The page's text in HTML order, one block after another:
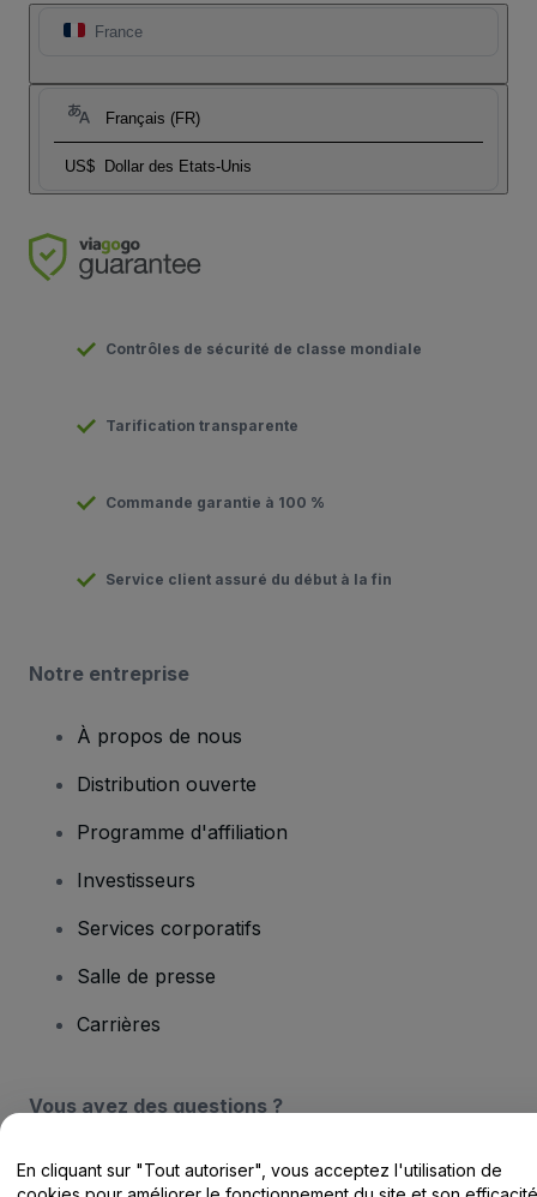
France
Français (FR)
US$ Dollar des Etats-Unis
Contrôles de sécurité de classe mondiale
Tarification transparente
Commande garantie à 100 %
Service client assuré du début à la fin
Notre entreprise
À propos de nous
Distribution ouverte
Programme d'affiliation
Investisseurs
Services corporatifs
Salle de presse
Carrières
Vous avez des questions ?
Centre d'assistance / Nous contacter
En cliquant sur "Tout autoriser", vous acceptez l'utilisation de